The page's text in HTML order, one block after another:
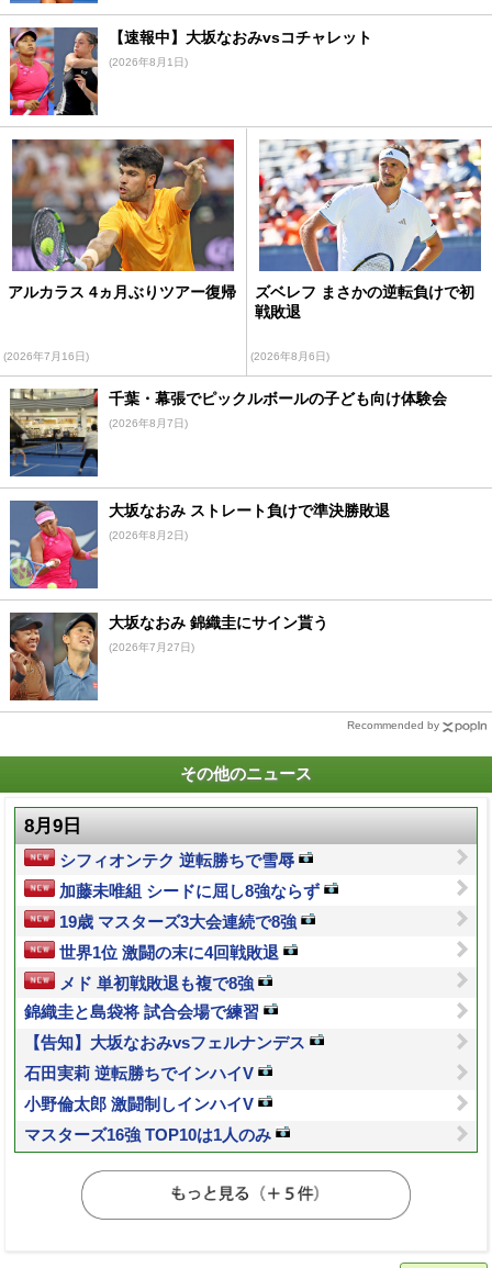
【速報中】大坂なおみvsコチャレット
(2026年8月1日)
アルカラス 4ヵ月ぶりツアー復帰
(2026年7月16日)
ズベレフ まさかの逆転負けで初
戦敗退
(2026年8月6日)
千葉・幕張でピックルボールの子ども向け体験会
(2026年8月7日)
大坂なおみ ストレート負けで準決勝敗退
(2026年8月2日)
大坂なおみ 錦織圭にサイン貰う
(2026年7月27日)
Recommended by
その他のニュース
8月9日
シフィオンテク 逆転勝ちで雪辱
加藤未唯組 シードに屈し8強ならず
19歳 マスターズ3大会連続で8強
世界1位 激闘の末に4回戦敗退
メド 単初戦敗退も複で8強
錦織圭と島袋将 試合会場で練習
【告知】大坂なおみvsフェルナンデス
石田実莉 逆転勝ちでインハイV
小野倫太郎 激闘制しインハイV
マスターズ16強 TOP10は1人のみ